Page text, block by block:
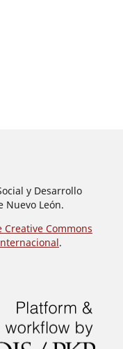
y Desarrollo
Nuevo León.
Creative Commons
.